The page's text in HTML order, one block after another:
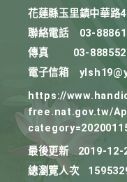
花蓮縣玉里鎮中華路
聯絡電話
03-
傳真
03-
電子信箱
https://
free.nat.gov.tw/
最後更新
2019-12-
總瀏覽人次